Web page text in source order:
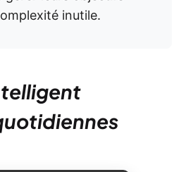
inutile.